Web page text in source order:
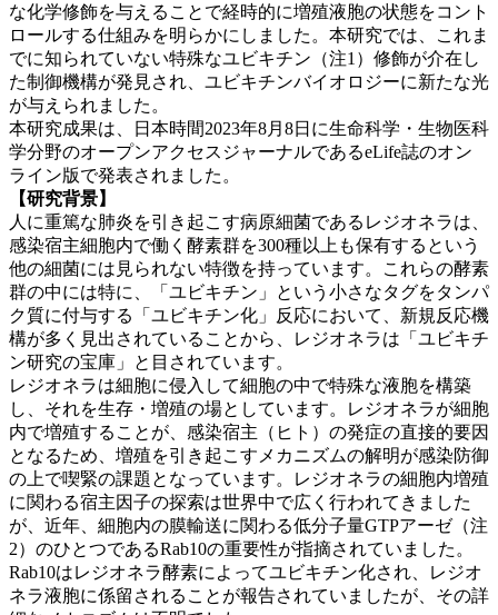
な化学修飾を与えることで経時的に増殖液胞の状態をコント
ロールする仕組みを明らかにしました。本研究では、これま
でに知られていない特殊なユビキチン （注1）修飾が介在し
た制御機構が発見され、ユビキチンバイオロジーに新たな光
が与えられました。
本研究成果は、日本時間2023年8月8日に生命科学・生物医科
学分野のオープンアクセスジャーナルであるeLife誌のオン
ライン版で発表されました。
【研究背景】
人に重篤な肺炎を引き起こす病原細菌であるレジオネラは、
感染宿主細胞内で働く酵素群を300種以上も保有するという
他の細菌には見られない特徴を持っています。これらの酵素
群の中には特に、「ユビキチン」という小さなタグをタンパ
ク質に付与する「ユビキチン化」反応において、新規反応機
構が多く見出されていることから、レジオネラは「ユビキチ
ン研究の宝庫」と目されています。
レジオネラは細胞に侵入して細胞の中で特殊な液胞を構築
し、それを生存・増殖の場としています。レジオネラが細胞
内で増殖することが、感染宿主（ヒト）の発症の直接的要因
となるため、増殖を引き起こすメカニズムの解明が感染防御
の上で喫緊の課題となっています。レジオネラの細胞内増殖
に関わる宿主因子の探索は世界中で広く行われてきました
が、近年、細胞内の膜輸送に関わる低分子量GTPアーゼ（注
2）のひとつであるRab10の重要性が指摘されていました。
Rab10はレジオネラ酵素によってユビキチン化され、レジオ
ネラ液胞に係留されることが報告されていましたが、その詳